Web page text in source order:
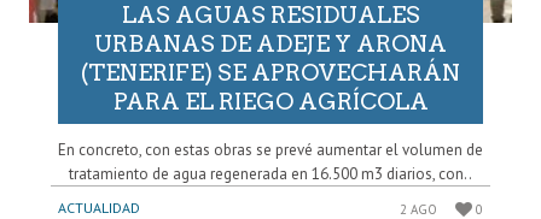
LAS AGUAS RESIDUALES
URBANAS DE ADEJE Y ARONA
(TENERIFE) SE APROVECHARÁN
PARA EL RIEGO AGRÍCOLA
En concreto, con estas obras se prevé aumentar el volumen de
tratamiento de agua regenerada en 16.500 m3 diarios, con..
ACTUALIDAD 2 AGO 0